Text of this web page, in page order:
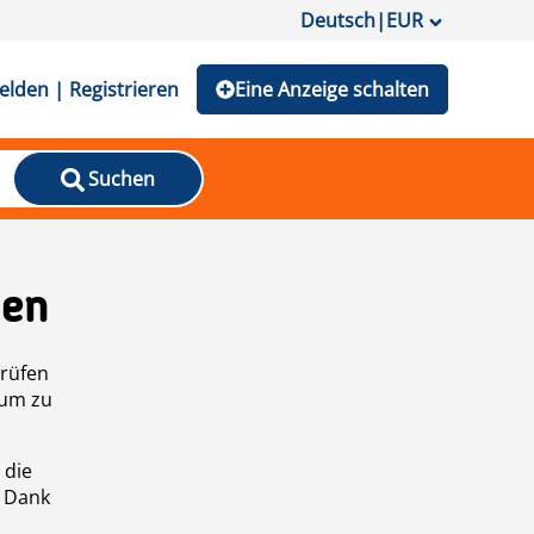
Deutsch|EUR
| Registrieren Eine Anzeige schalten
Suchen
zu
die